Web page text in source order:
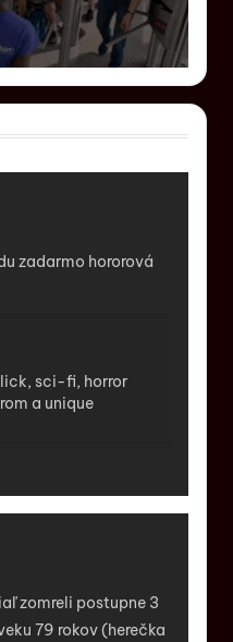
zadarmo hororová
sci-fi, horror
a unique
zomreli postupne 3
79 rokov (herečka